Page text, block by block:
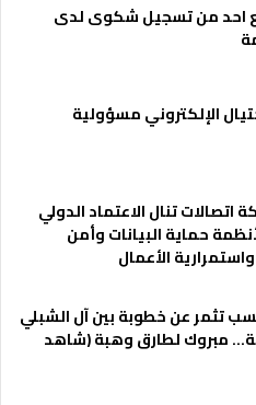
احد من تسجيل شكوى لدى
الإلكتروني مسؤولية
اتصالات تنال الاعتماد الدولي
حماية البيانات وأمن
الأعمال
تثمر عن خطوبة بين آل الشبلي
مبروك لطارق وهبة (شاهد